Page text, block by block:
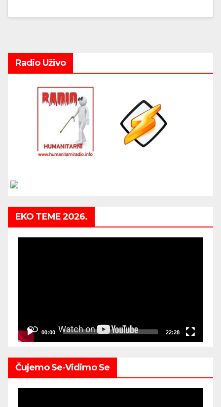
Radio Uživo
EKO TEME 2026.
00:00 22:28
Čujemo Se-Vidimo Se